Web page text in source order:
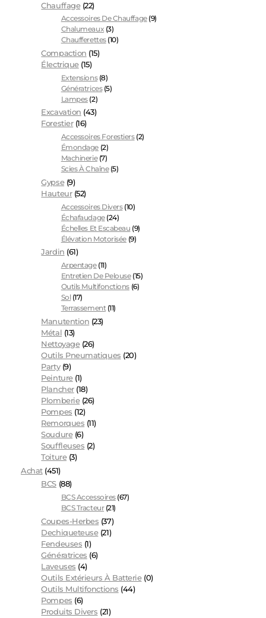
Chauffage (22)
Accessoires De Chauffage (9)
Chalumeaux (3)
Chaufferettes (10)
Compaction (15)
Électrique (15)
Extensions (8)
Génératrices (5)
Lampes (2)
Excavation (43)
Forestier (16)
Accessoires Forestiers (2)
Émondage (2)
Machinerie (7)
Scies À Chaîne (5)
Gypse (9)
Hauteur (52)
Accessoires Divers (10)
Échafaudage (24)
Échelles Et Escabeau (9)
Élévation Motorisée (9)
Jardin (61)
Arpentage (11)
Entretien De Pelouse (15)
Outils Multifonctions (6)
Sol (17)
Terrassement (11)
Manutention (23)
Métal (13)
Nettoyage (26)
Outils Pneumatiques (20)
Party (9)
Peinture (1)
Plancher (18)
Plomberie (26)
Pompes (12)
Remorques (11)
Soudure (6)
Souffleuses (2)
Toiture (3)
Achat (451)
BCS (88)
BCS Accessoires (67)
BCS Tracteur (21)
Coupes-Herbes (37)
Dechiqueteuse (21)
Fendeuses (1)
Génératrices (6)
Laveuses (4)
Outils Extérieurs À Batterie (0)
Outils Multifonctions (44)
Pompes (6)
Produits Divers (21)